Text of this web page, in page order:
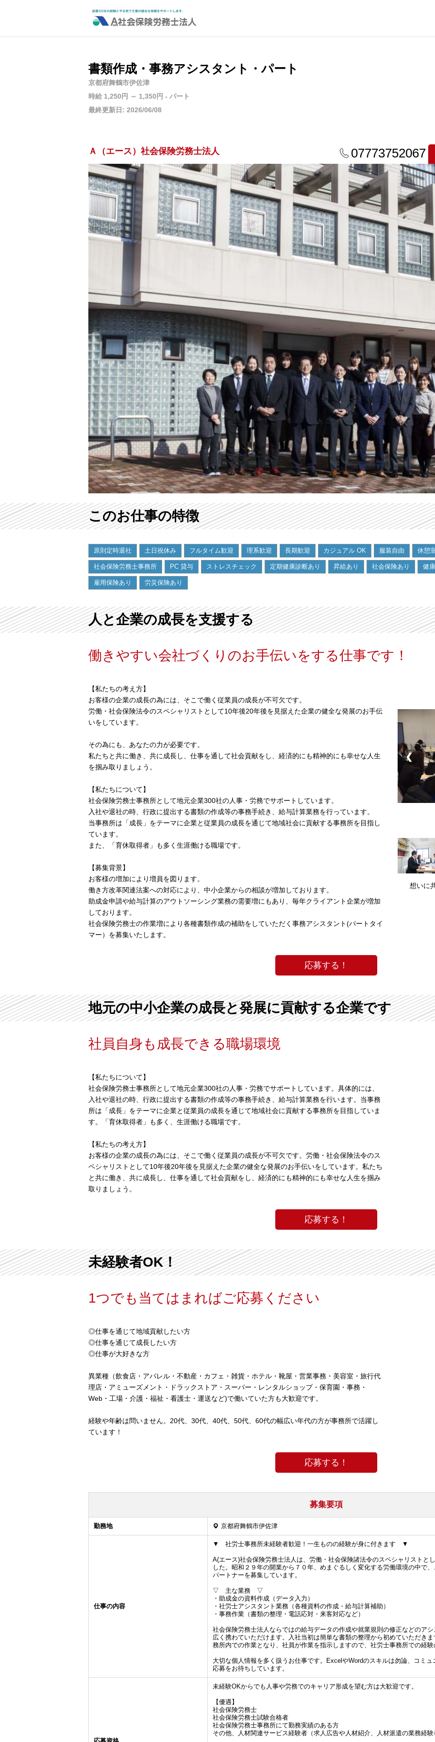
書類作成・事務アシスタント・パート
京都府舞鶴市伊佐津
時給 1,250円 ～ 1,350円 - パート
最終更新日: 2026/06/08
Ａ（エース）社会保険労務士法人 07773752067
このお仕事の特徴
原則定時退社 土日祝休み フルタイム歓迎 理系歓迎 長期歓迎 カジュアル OK 服装自由 休憩
社会保険労務士事務所 PC 貸与 ストレスチェック 定期健康診断あり 昇給あり 社会保険あり 健
雇用保険あり 労災保険あり
人と企業の成長を支援する
働きやすい会社づくりのお手伝いをする仕事です！
❮
想いに
【私たちの考え方】
お客様の企業の成長の為には、そこで働く従業員の成長が不可欠です。
労働・社会保険法令のスペシャリストとして10年後20年後を見据えた企業の健全な発展のお手伝
いをしています。
その為にも、あなたの力が必要です。
私たちと共に働き、共に成長し、仕事を通して社会貢献をし、経済的にも精神的にも幸せな人生
を掴み取りましょう。
【私たちについて】
社会保険労務士事務所として地元企業300社の人事・労務でサポートしています。
入社や退社の時、行政に提出する書類の作成等の事務手続き、給与計算業務を行っています。
当事務所は「成長」をテーマに企業と従業員の成長を通じて地域社会に貢献する事務所を目指し
ています。
また、「育休取得者」も多く生涯働ける職場です。
【募集背景】
お客様の増加により増員を図ります。
働き方改革関連法案への対応により、中小企業からの相談が増加しております。
助成金申請や給与計算のアウトソーシング業務の需要増にもあり、毎年クライアント企業が増加
しております。
社会保険労務士の作業増により各種書類作成の補助をしていただく事務アシスタント(パートタイ
マー）を募集いたします。
応募する！
地元の中小企業の成長と発展に貢献する企業です
社員自身も成長できる職場環境
【私たちについて】
社会保険労務士事務所として地元企業300社の人事・労務でサポートしています。具体的には、
入社や退社の時、行政に提出する書類の作成等の事務手続き、給与計算業務を行います。当事務
所は「成長」をテーマに企業と従業員の成長を通じて地域社会に貢献する事務所を目指していま
す。「育休取得者」も多く、生涯働ける職場です。
【私たちの考え方】
お客様の企業の成長の為には、そこで働く従業員の成長が不可欠です。労働・社会保険法令のス
ペシャリストとして10年後20年後を見据えた企業の健全な発展のお手伝いをしています。私たち
と共に働き、共に成長し、仕事を通して社会貢献をし、経済的にも精神的にも幸せな人生を掴み
取りましょう。
応募する！
未経験者OK！
1つでも当てはまればご応募ください
◎仕事を通じて地域貢献したい方
◎仕事を通じて成長したい方
◎仕事が大好きな方
異業種（飲食店・アパレル・不動産・カフェ・雑貨・ホテル・靴屋・営業事務・美容室・旅行代
理店・アミューズメント・ドラックストア・スーパー・レンタルショップ・保育園・事務・
Web・工場・介護・福祉・看護士・運送など)で働いていた方も大歓迎です。
経験や年齢は問いません。20代、30代、40代、50代、60代の幅広い年代の方が事務所で活躍し
ています！
応募する！
募集要項
勤務地 京都府舞鶴市伊佐津
仕事の内容
▼ 社労士事務所未経験者歓迎！一生ものの経験が身に付きます ▼
A(エース)社会保険労務士法人は、労働・社会保険諸法令のスペシャリストと
した。昭和２９年の開業から７０年、めまぐるしく変化する労働環境の中で
パートナーを募集しています。
▽ 主な業務 ▽
・助成金の資料作成（データ入力）
・社労士アシスタント業務（各種資料の作成・給与計算補助）
・事務作業（書類の整理・電話応対・来客対応など）
社会保険労務士法人ならではの給与データの作成や就業規則の修正などのア
広く携わていただけます。入社当初は簡単な書類の整理から初めていただき
務所内での作業となり、社員が作業を指示しますので、社労士事務所での経
大切な個人情報を多く扱うお仕事です。ExcelやWordのスキルは勿論、コミ
応募をお待ちしています。
未経験OKからでも人事や労務でのキャリア形成を望む方は大歓迎です。
【優遇】
社会保険労務士
社会保険労務士試験合格者
社会保険労務士事務所にて勤務実績のある方
その他、人材関連サービス経験者（求人広告や人材紹介、人材派遣の業務経験